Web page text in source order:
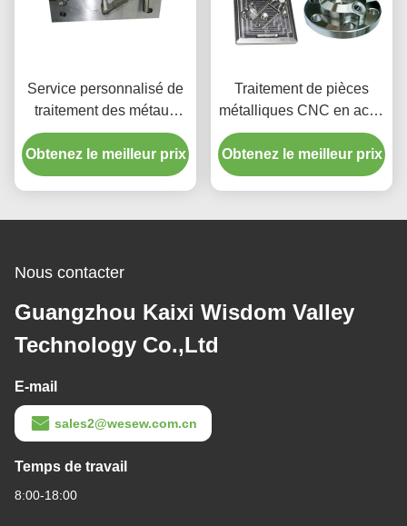
Service personnalisé de
traitement des métaux
Machine à usiner
industrielle de fraisage
CNC
Obtenez le meilleur prix
Traitement de pièces
métalliques CNC en acier
inoxydable Parties
métalliques CNC sur
mesure Accessoires
Obtenez le meilleur prix
Nous contacter
Guangzhou Kaixi Wisdom Valley
Technology Co.,Ltd
E-mail
sales2@wesew.com.cn
Temps de travail
8:00-18:00